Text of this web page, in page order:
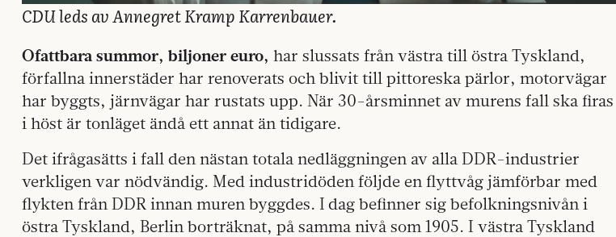
CDU leds av Annegret Kramp Karrenbauer.
Ofattbara summor, biljoner euro, har slussats från västra till östra Tyskland,
förfallna innerstäder har renoverats och blivit till pittoreska pärlor, motorvägar
har byggts, järnvägar har rustats upp. När 30-årsminnet av murens fall ska firas
i höst är tonläget ändå ett annat än tidigare.
Det ifrågasätts i fall den nästan totala nedläggningen av alla DDR-industrier
verkligen var nödvändig. Med industridöden följde en flyttvåg jämförbar med
flykten från DDR innan muren byggdes. I dag befinner sig befolkningsnivån i
östra Tyskland, Berlin borträknat, på samma nivå som 1905. I västra Tyskland